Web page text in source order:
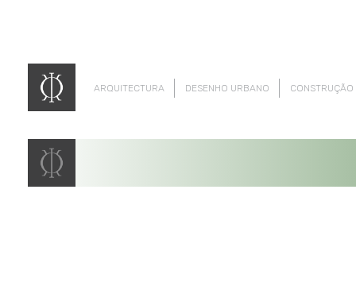
ARQUITECTURA DESENHO URBANO CONSTRUÇÃO